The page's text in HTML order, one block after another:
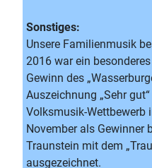
Sonstiges:
Unsere Familienmusik
2016 war ein
Gewinn des
Auszeichnung „Sehr
Volksmusik-Wettbewerb
November als Gewinner
Traunstein mit dem
ausgezeichnet.